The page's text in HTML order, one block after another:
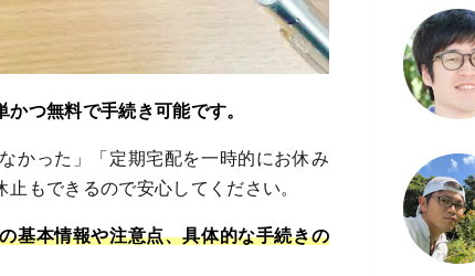
つ無料で手続き可能です。
かった」「定期宅配を一時的にお休み
もできるので安心してください。
基本情報や注意点、具体的な手続きの